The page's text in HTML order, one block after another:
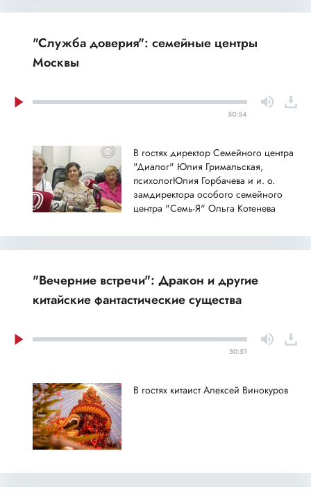
"Служба доверия": семейные центры
Москвы
50:54
В гостях директор Семейного центра
"Диалог" Юлия Гримальская,
психологЮлия Горбачева и и. о.
замдиректора особого семейного
центра "Семь-Я" Ольга Котенева
"Вечерние встречи": Дракон и другие
китайские фантастические существа
50:51
В гостях китаист Алексей Винокуров